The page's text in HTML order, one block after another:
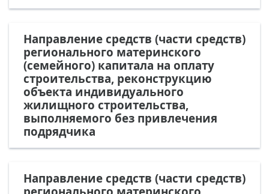
Направление средств (части средств)
регионального материнского
(семейного) капитала на оплату
строительства, реконструкцию
объекта индивидуального
жилищного строительства,
выполняемого без привлечения
подрядчика
Направление средств (части средств)